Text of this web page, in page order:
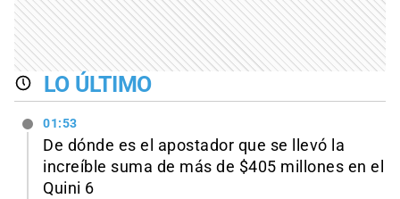
LO ÚLTIMO
01:53
De dónde es el apostador que se llevó la
increíble suma de más de $405 millones en el
Quini 6